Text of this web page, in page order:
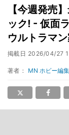
【今週発売
ック! - 仮面
ウルトラマ
掲載日 2026/04/27
著者： MN ホビー編